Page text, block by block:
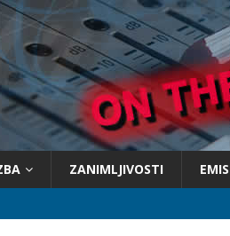
ZANIMLJIVOSTI